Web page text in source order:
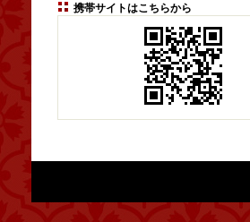
携帯サイトはこちらから